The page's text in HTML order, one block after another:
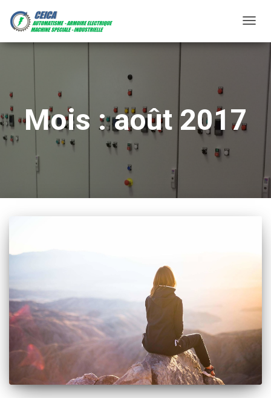
LA
Mois :août 2017